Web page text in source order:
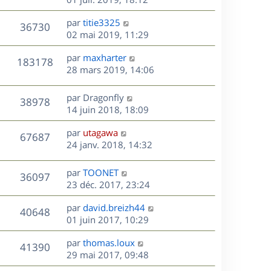
a
g
e
e
s
s
a
g
e
e
r
m
e
s
s
e
u
s
r
n
i
e
r
m
e
s
s
a
g
e
36730V
u
e
D
e
r
n
i
e
r
m
e
s
s
e
par titie3325
02 mai 2019, 11:29
183178V
u
D
e
n
i
e
r
m
s
a
e
par maxharter
28 mars 2019, 14:06
38978V
u
D
e
r
n
i
e
r
m
e
s
s
a
g
e
par Dragonfly
14 juin 2018, 18:09
67687V
u
e
D
e
n
i
e
r
m
e
s
s
a
par utagawa
24 janv. 2018, 14:32
36097V
u
e
s
D
e
r
n
i
e
r
m
e
par TOONET
23 déc. 2017, 23:24
40648V
u
D
e
r
n
i
e
par david.breizh44
01 juin 2017, 10:29
41390V
u
D
e
r
par thomas.loux
29 mai 2017, 09:48